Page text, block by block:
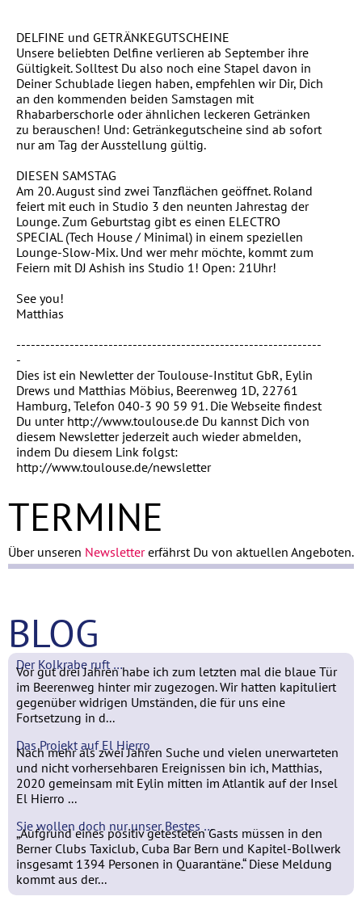
DELFINE und GETRÄNKEGUTSCHEINE
Unsere beliebten Delfine verlieren ab September ihre
Gültigkeit. Solltest Du also noch eine Stapel davon in
Deiner Schublade liegen haben, empfehlen wir Dir, Dich
an den kommenden beiden Samstagen mit
Rhabarberschorle oder ähnlichen leckeren Getränken
zu berauschen! Und: Getränkegutscheine sind ab sofort
nur am Tag der Ausstellung gültig.
DIESEN SAMSTAG
Am 20. August sind zwei Tanzflächen geöffnet. Roland
feiert mit euch in Studio 3 den neunten Jahrestag der
Lounge. Zum Geburtstag gibt es einen ELECTRO
SPECIAL (Tech House / Minimal) in einem speziellen
Lounge-Slow-Mix. Und wer mehr möchte, kommt zum
Feiern mit DJ Ashish ins Studio 1! Open: 21Uhr!
See you!
Matthias
---------------------------------------------------------------
-
Dies ist ein Newletter der Toulouse-Institut GbR, Eylin
Drews und Matthias Möbius, Beerenweg 1D, 22761
Hamburg, Telefon 040-3 90 59 91. Die Webseite findest
Du unter http://www.toulouse.de Du kannst Dich von
diesem Newsletter jederzeit auch wieder abmelden,
indem Du diesem Link folgst:
http://www.toulouse.de/newsletter
TERMINE
Über unseren Newslettererfährst Du von aktuellen Angeboten.
BLOG
Der Kolkrabe ruft …
Vor gut drei Jahren habe ich zum letzten mal die blaue Tür
im Beerenweg hinter mir zugezogen. Wir hatten kapituliert
gegenüber widrigen Umständen, die für uns eine
Fortsetzung in d...
Das Projekt auf El Hierro
Nach mehr als zwei Jahren Suche und vielen unerwarteten
und nicht vorhersehbaren Ereignissen bin ich, Matthias,
2020 gemeinsam mit Eylin mitten im Atlantik auf der Insel
El Hierro ...
Sie wollen doch nur unser Bestes …
„Aufgrund eines positiv getesteten Gasts müssen in den
Berner Clubs Taxiclub, Cuba Bar Bern und Kapitel-Bollwerk
insgesamt 1394 Personen in Quarantäne.“ Diese Meldung
kommt aus der...